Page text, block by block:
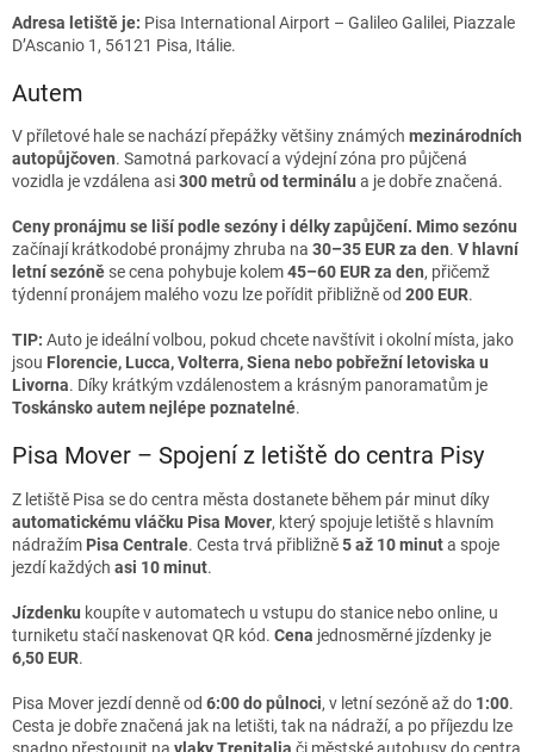
Adresa letiště je: Pisa International Airport – Galileo Galilei, Piazzale
D’Ascanio 1, 56121 Pisa, Itálie.
Autem
V příletové hale se nachází přepážky většiny známých mezinárodních
autopůjčoven. Samotná parkovací a výdejní zóna pro půjčená
vozidla je vzdálena asi300 metrů od terminálu a je dobře značená.
Ceny pronájmu se liší podle sezóny i délky zapůjčení. Mimo sezónu
začínají krátkodobé pronájmy zhruba na 30–35 EUR za den. V hlavní
letní sezóně se cena pohybuje kolem45–60 EUR za den, přičemž
týdenní pronájem malého vozu lze pořídit přibližně od 200 EUR.
TIP: Auto je ideální volbou, pokud chcete navštívit i okolní místa, jako
jsou Florencie, Lucca, Volterra, Siena nebo pobřežní letoviska u
Livorna. Díky krátkým vzdálenostem a krásným panoramatům je
Toskánsko autem nejlépe poznatelné.
Pisa Mover – Spojení z letiště do centra Pisy
Z letiště Pisa se do centra města dostanete během pár minut díky
automatickému vláčku Pisa Mover, který spojuje letiště s hlavním
nádražím Pisa Centrale. Cesta trvá přibližně5 až 10 minuta spoje
jezdí každých asi 10 minut.
Jízdenku koupíte v automatech u vstupu do stanice nebo online, u
turniketu stačí naskenovat QR kód. Cena jednosměrné jízdenky je
6,50 EUR.
Pisa Mover jezdí denně od 6:00 do půlnoci, v letní sezóně až do 1:00.
Cesta je dobře značená jak na letišti, tak na nádraží, a po příjezdu lze
snadno přestoupit na vlaky Trenitalia či městské autobusy do centra